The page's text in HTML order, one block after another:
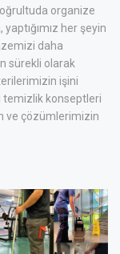
organize
her şeyin
daha
sürekli olarak
işini
temizlik konseptleri
ve çözümlerimizin